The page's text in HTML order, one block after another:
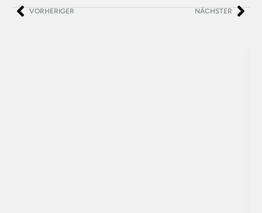
VORHERIGER NÄCHSTER